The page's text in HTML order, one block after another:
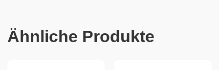
Ähnliche Produkte